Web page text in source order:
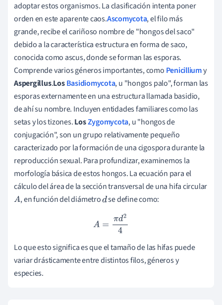
adoptar estos organismos. La clasificación intenta poner
orden en este aparente caos.Ascomycota, el filo más
grande, recibe el cariñoso nombre de "hongos del saco"
debido a la característica estructura en forma de saco,
conocida como ascus, donde se forman las esporas.
Comprende varios géneros importantes, como Penicilliumy
Aspergillus.LosBasidiomycota, u "hongos palo", forman las
esporas externamente en una estructura llamada basidio,
de ahí su nombre. Incluyen entidades familiares como las
setas y los tizones.LosZygomycota, u "hongos de
conjugación", son un grupo relativamente pequeño
caracterizado por la formación de una cigospora durante la
reproducción sexual. Para profundizar, examinemos la
morfología básica de estos hongos. La ecuación para el
cálculo del área de la sección transversal de una hifa circular
A , en función del diámetrodse define como:
A=π d24
Lo que esto significa es que el tamaño de las hifas puede
variar drásticamente entre distintos filos, géneros y
especies.